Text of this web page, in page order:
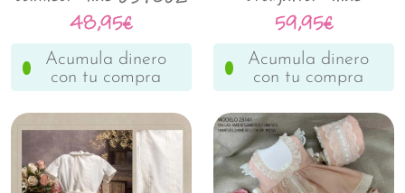
48,95€
Acumula dinero
con tu compra
037101
59,95€
Acumula dinero
con tu compra